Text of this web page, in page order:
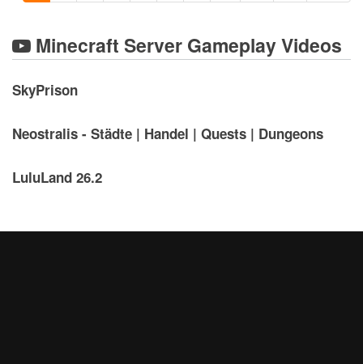
Minecraft Server Gameplay Videos
SkyPrison
Neostralis - Städte | Handel | Quests | Dungeons
LuluLand 26.2